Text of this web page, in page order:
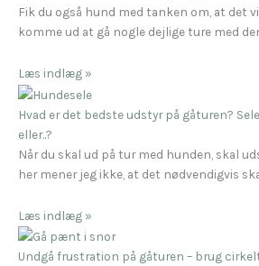
Fik du også hund med tanken om, at det
komme ud at gå nogle dejlige ture med
Læs indlæg »
Hvad er det bedste udstyr på gåturen?
eller..?
Når du skal ud på tur med hunden, skal
her mener jeg ikke, at det nødvendigvis
Læs indlæg »
Undgå frustration på gåturen – brug